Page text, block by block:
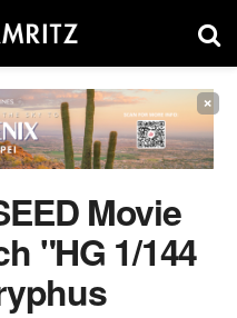
×
Movie
"HG 1/144